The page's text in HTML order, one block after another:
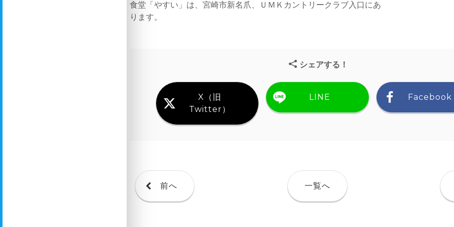
食堂「やすい」は、宮崎市新名爪、ＵＭＫカントリークラブ入口にあ
ります。
シェアする！
X（旧
Twitter）
LINE Facebook
前へ 一覧へ